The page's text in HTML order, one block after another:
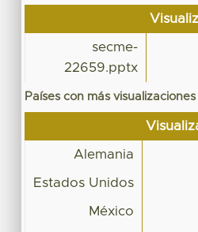
secme-
22659.pptx
Países con más visualizaciones
Alemania
Estados Unidos
México